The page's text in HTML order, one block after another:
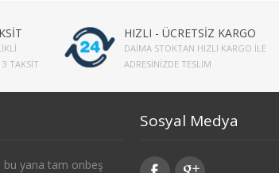
3 TAKSIT
HIZLI - ÜCRETSİZ KARGO
DAIMA STOKTAN HIZLI KARGO İLE
ADRESINIZDE TESLIM
bu yana tam onbeş
Sosyal Medya